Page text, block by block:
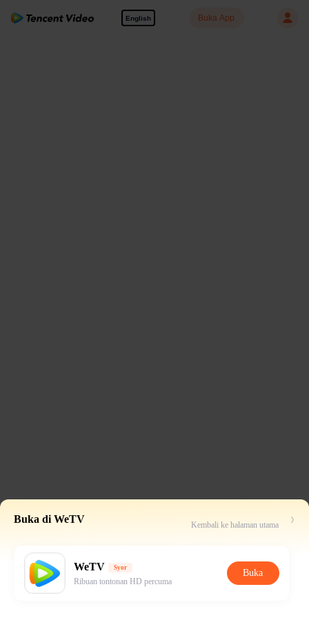
English Buka App
Buka di WeTV Kembali ke halaman utama
WeTV Syor
Ribuan tontonan HD percuma
Buka